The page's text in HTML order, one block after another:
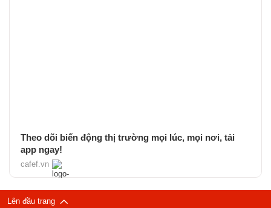
Theo dõi biến động thị trường mọi lúc, mọi nơi, tải
app ngay!
cafef.vn
Lên đầu trang